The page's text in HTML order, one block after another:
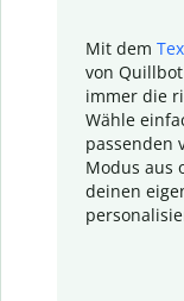
Mit dem
von
immer die
Wähle
passenden
Modus aus
deinen